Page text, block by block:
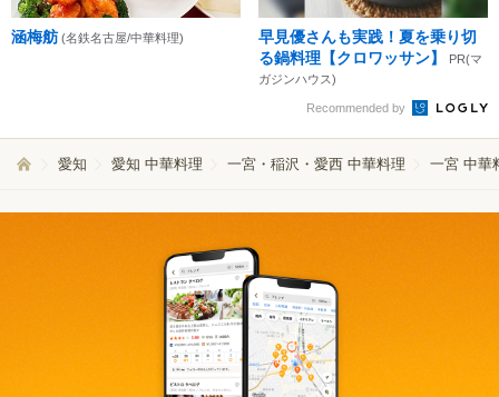
涵梅舫 (名鉄名古屋/中華料理)
早見優さんも実践！夏を乗り切
る鍋料理【クロワッサン】
PR(マ
ガジンハウス)
Recommended by
愛知 愛知 中華料理 一宮・稲沢・愛西 中華料理 一宮 中華